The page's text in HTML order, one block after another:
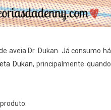
aveia Dr. Dukan. Já consumo há
Dukan, principalmente quando